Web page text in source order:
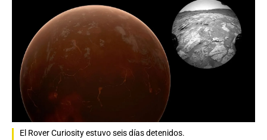
El Rover Curiosity estuvo seis días detenidos.